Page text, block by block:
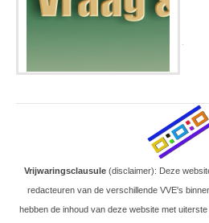
Vrijwaringsclausule(disclaimer): Deze
redacteuren van de verschillende VVE's
hebben de inhoud van deze website met